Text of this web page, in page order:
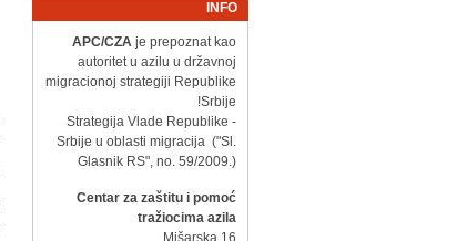
INFO
APC/CZA je prepoznat kao
autoritet u azilu u državnoj
migracionoj strategiji Republike
Srbije!
- Strategija Vlade Republike
Srbije u oblasti migracija ("Sl.
Glasnik RS", no. 59/2009.)
Centar za zaštitu i pomoć
tražiocima azila
Mišarska 16